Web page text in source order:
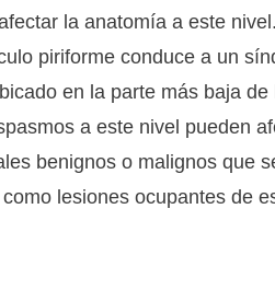
la anatomía a este nivel.
piriforme conduce a un
en la parte más baja
a este nivel pueden
benignos o malignos que
lesiones ocupantes de